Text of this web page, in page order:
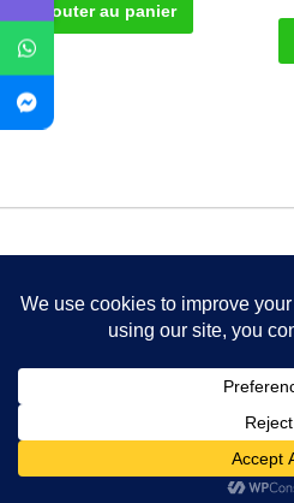
Ajouter au panier